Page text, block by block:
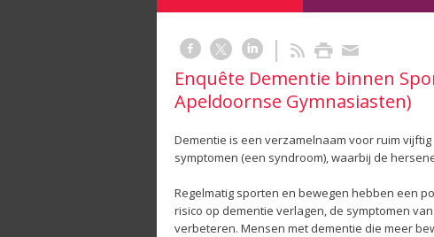
Enquête Dementie binnen
Apeldoornse Gymnasiasten)
Dementie is een verzamelnaam voor ruim
symptomen (een syndroom), waarbij de
Regelmatig sporten en bewegen hebben een
risico op dementie verlagen, de symptomen
verbeteren. Mensen met dementie die meer